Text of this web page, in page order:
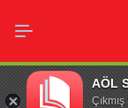
AÖL